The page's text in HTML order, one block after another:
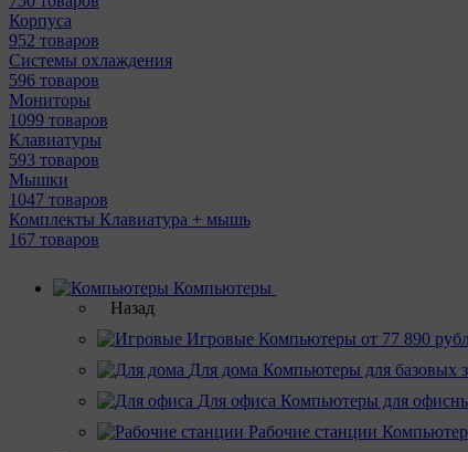
Корпуса
952 товаров
Системы охлаждения
596 товаров
Мониторы
1099 товаров
Клавиатуры
593 товаров
Мышки
1047 товаров
Комплекты Клавиатура + мышь
167 товаров
Компьютеры
Назад
Игровые Компьютеры от 77 890
Для дома Компьютеры для базовых
Для офиса Компьютеры для
Рабочие станции